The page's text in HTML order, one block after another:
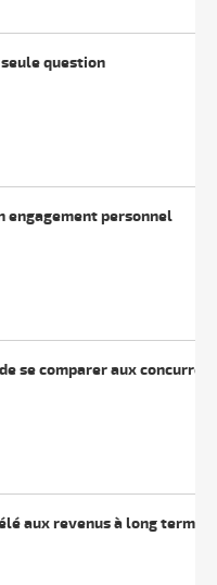
question
engagement personnel
se comparer aux
aux revenus à long terme